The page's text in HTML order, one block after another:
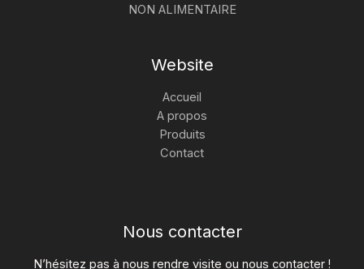
NON ALIMENTAIRE
Website
Accueil
A propos
Produits
Contact
Nous contacter
N’hésitez pas à nous rendre visite ou nous contacter !